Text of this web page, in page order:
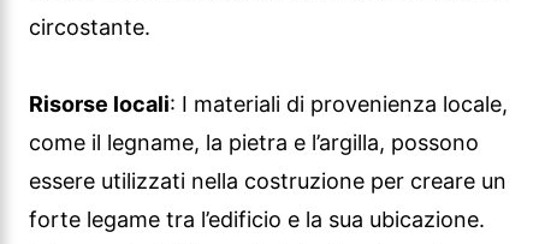
circostante.
Risorse locali: I materiali di provenienza locale,
come il legname, la pietra e l’argilla, possono
essere utilizzati nella costruzione per creare un
forte legame tra l’edificio e la sua ubicazione.